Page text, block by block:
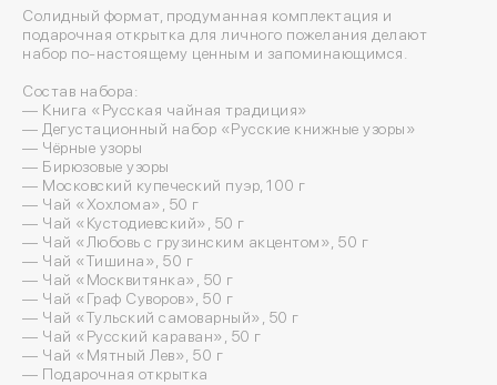
Солидный формат, продуманная комплектация и
подарочная открытка для личного пожелания делают
набор по-настоящему ценным и запоминающимся.
Состав набора:
— Книга «Русская чайная традиция»
— Дегустационный набор «Русские книжные узоры»
— Чёрные узоры
— Бирюзовые узоры
— Московский купеческий пуэр, 100 г
— Чай «Хохлома», 50 г
— Чай «Кустодиевский», 50 г
— Чай «Любовь с грузинским акцентом», 50 г
— Чай «Тишина», 50 г
— Чай «Москвитянка», 50 г
— Чай «Граф Суворов», 50 г
— Чай «Тульский самоварный», 50 г
— Чай «Русский караван», 50 г
— Чай «Мятный Лев», 50 г
— Подарочная открытка